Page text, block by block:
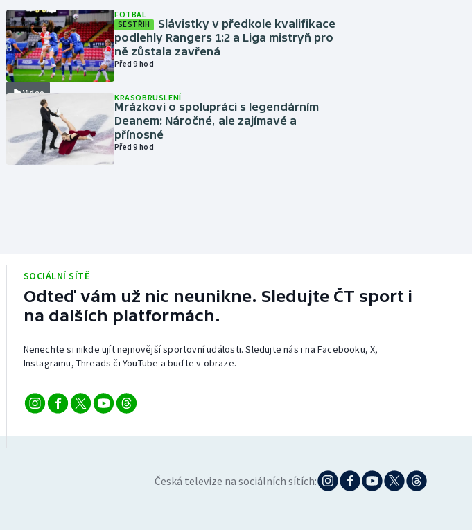
Video
FOTBAL
SESTŘIH
Slávistky v předkole kvalifikace
podlehly Rangers 1:2 a Liga mistryň pro
ně zůstala zavřená
Před 9 hod
KRASOBRUSLENÍ
Mrázkovi o spolupráci s legendárním
Deanem: Náročné, ale zajímavé a
přínosné
Před 9 hod
SOCIÁLNÍ SÍTĚ
Odteď vám už nic neunikne. Sledujte ČT sport i
na dalších platformách.
Nenechte si nikde ujít nejnovější sportovní události. Sledujte nás i na Facebooku, X,
Instagramu, Threads či YouTube a buďte v obraze.
Česká televize na sociálních sítích: